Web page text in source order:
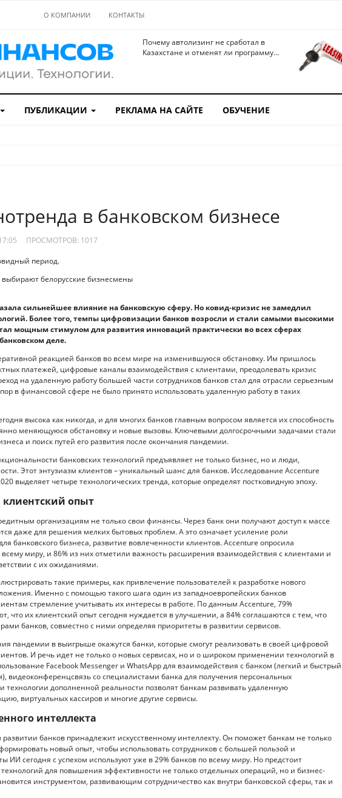
О КОМПАНИИ КОНТАКТЫ
Почему автолизинг не сработал в
Казахстане и отменят ли программу...
ПУБЛИКАЦИИ РЕКЛАМА НА САЙТЕ ОБУЧЕНИЕ
в банковском бизнесе
ПРОСМОТРОВ: 1017
период.
сильнейшее влияние на банковскую сферу. Но ковид-кризис не замедлил
Более того, темпы цифровизации банков возросли и стали самыми высокими
мощным стимулом для развития инноваций практически во всех сферах
деле.
реакцией банков во всем мире на изменившуюся обстановку. Им пришлось
платежей, цифровые каналы взаимодействия с клиентами, преодолевать кризис
на удаленную работу большей части сотрудников банков стал для отрасли серьезным
в финансовой сфере не было принято использовать удаленную работу в таких
высока как никогда, и для многих банков главным вопросом является их способность
меняющуюся обстановку и новые вызовы. Ключевыми долгосрочными задачами стали
и поиск путей его развития после окончания пандемии.
банковских технологий предъявляет не только бизнес, но и люди,
Этот энтузиазм клиентов – уникальный шанс для банков. Исследование Accenture
выделяет четыре технологических тренда, которые определят постковидную эпоху.
опыт
организациям не только свои финансы. Через банк они получают доступ к массе
даже для решения мелких бытовых проблем. А это означает усиление роли
банковского бизнеса, развитие вовлеченности клиентов. Accenture опросила
всему миру, и 86% из них отметили важность расширения взаимодействия с клиентами и
с их ожиданиями.
такие примеры, как привлечение пользователей к разработке нового
Именно с помощью такого шага один из западноевропейских банков
стремление учитывать их интересы в работе. По данным Accenture, 79%
что их клиентский опыт сегодня нуждается в улучшении, а 84% соглашаются с тем, что
банков, совместно с ними определяя приоритеты в развитии сервисов.
пандемии в выигрыше окажутся банки, которые смогут реализовать в своей цифровой
И речь идет не только о новых сервисах, но и о широком применении технологий в
Facebook Messenger и WhatsApp для взаимодействия с банком (легкий и быстрый
видеоконференцсвязь со специалистами банка для получения персональных
технологии дополненной реальности позволят банкам развивать удаленную
виртуальных кассиров и многие другие сервисы.
интеллекта
банков принадлежит искусственному интеллекту. Он поможет банкам не только
новый опыт, чтобы использовать сотрудников с большей пользой и
ИИ сегодня с успехом используют уже в 29% банков по всему миру. Но предстоит
для повышения эффективности не только отдельных операций, но и бизнес-
инструментом, развивающим сотрудничество как внутри банковской сферы, так и